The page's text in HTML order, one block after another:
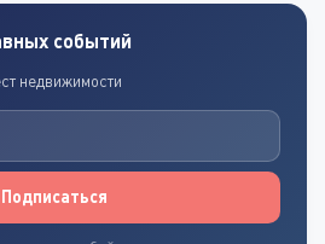
событий
недвижимости
Подписаться